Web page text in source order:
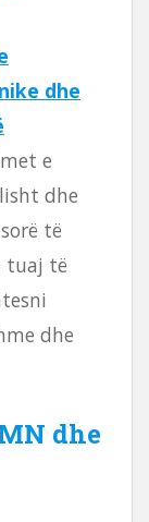
dhe
e
dhe
të
tuaj të
dhe
dhe